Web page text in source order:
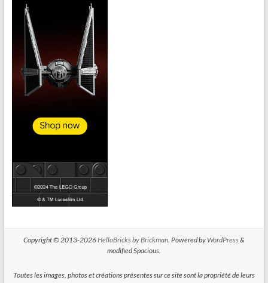
Copyright © 2013-2026HelloBricks by Brickman. Powered by WordPress&
modified Spacious.
Toutes les images, photos et créations présentes sur ce site sont la propriété de leurs